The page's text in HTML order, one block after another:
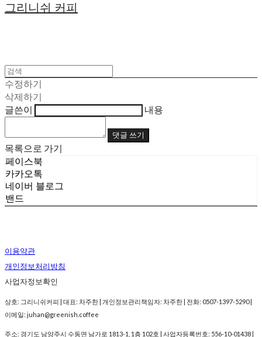
그리니쉬 커피
수정하기
삭제하기
글쓴이
내용
댓글 쓰기
목록으로 가기
페이스북
카카오톡
네이버 블로그
밴드
이용약관
개인정보처리방침
사업자정보확인
상호: 그리니쉬커피 | 대표: 차주한 | 개인정보관리책임자: 차주한 | 전화: 0507-1397-5290 |
이메일: juhan@greenish.coffee
주소: 경기도 남양주시 수동면 남가로 1813-1, 1층 102호 | 사업자등록번호: 556-10-01438 |